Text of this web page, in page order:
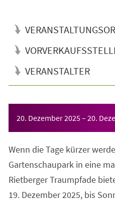
VERANSTALTER
20. Dezember 2025– 20.
Wenn die Tage kürzer
Gartenschaupark in eine
Rietberger Traumpfade
19. Dezember 2025, bis